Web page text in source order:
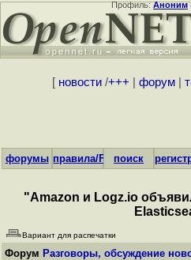
Профиль:Аноним
[ новости/+++ форум|
форумы правила/FAQпоиск
"Amazon и Logz.io
Вариант для распечатки
Форум Разговоры, обсуждение